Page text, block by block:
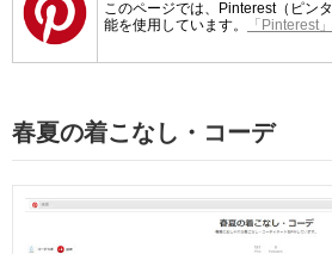
このページでは、Pinterest（ピン
能を使用しています。
「Pinterest
春夏の着こなし・コーデ